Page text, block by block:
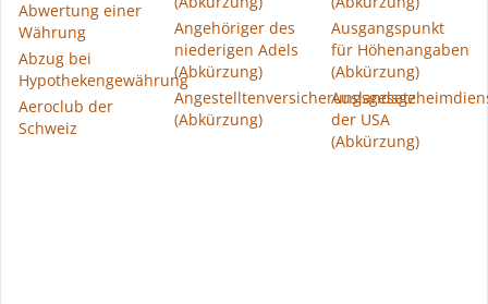
Abwertung einer
Währung
Abzug bei
Hypothekengewährung
Aeroclub der
Schweiz
Angehöriger des
niederigen Adels
(Abkürzung)
Angestelltenversicherungsgesetz
(Abkürzung)
Ausgangspunkt
für Höhenangaben
(Abkürzung)
der USA
(Abkürzung)